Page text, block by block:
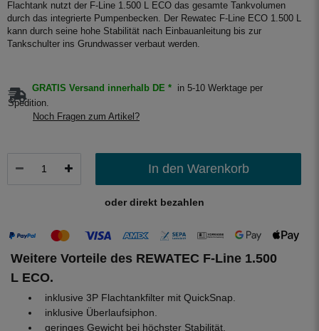
Flachtank nutzt der F-Line 1.500 L ECO das gesamte Tankvolumen
durch das integrierte Pumpenbecken. Der Rewatec F-Line ECO 1.500 L
kann durch seine hohe Stabilität nach Einbauanleitung bis zur
Tankschulter ins Grundwasser verbaut werden.
GRATIS Versand innerhalb DE *
in 5-10 Werktage per
Spedition.
Noch Fragen zum Artikel?
In den Warenkorb
oder direkt bezahlen
Weitere Vorteile des REWATEC F-Line 1.500
L ECO.
inklusive 3P Flachtankfilter mit QuickSnap.
inklusive Überlaufsiphon.
geringes Gewicht bei höchster Stabilität.